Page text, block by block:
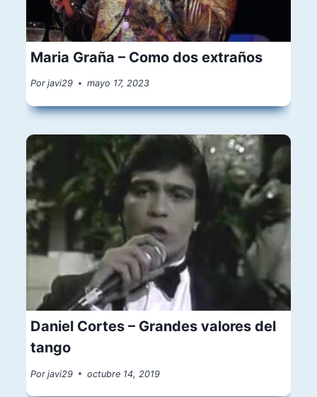
Maria Graña – Como dos extraños
Por javi29 mayo 17, 2023
Daniel Cortes – Grandes valores del
tango
Por javi29 octubre 14, 2019